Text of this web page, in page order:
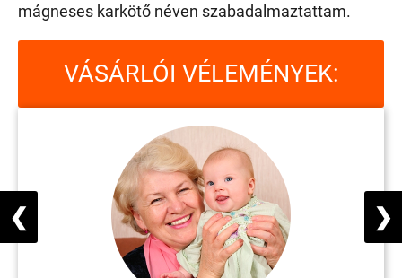
mágneses karkötő néven szabadalmaztattam.
VÁSÁRLÓI VÉLEMÉNYEK:
❮ ❯